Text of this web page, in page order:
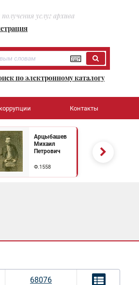
услуг архива
по электронному каталогу
Контакты
Арцыбашев
Михаил
Петрович
Ф.1558
68076